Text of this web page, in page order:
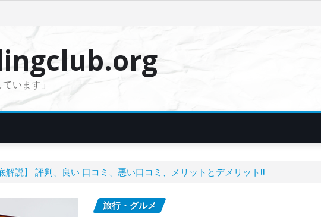
います」
解説】 評判、良い 口コミ、悪い口コミ、メリットとデメリット!!
旅行・グルメ